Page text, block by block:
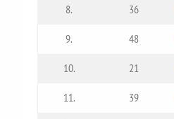
8. 36
9. 48
10. 21
11. 39